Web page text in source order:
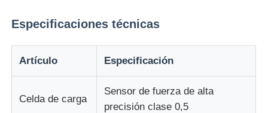
Especificaciones técnicas
Artículo Especificación
Celda de carga
Sensor de fuerza de alta
precisión clase 0,5